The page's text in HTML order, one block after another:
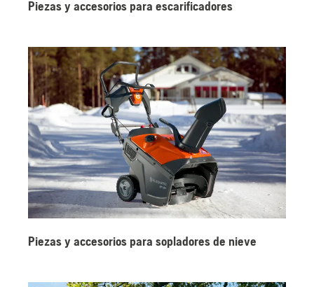
Piezas y accesorios para escarificadores
Piezas y accesorios para sopladores de nieve